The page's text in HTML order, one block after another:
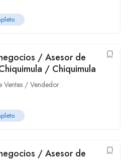
/ Asesor de
/ Chiquimula
Ventas / Vendedor
/ Asesor de